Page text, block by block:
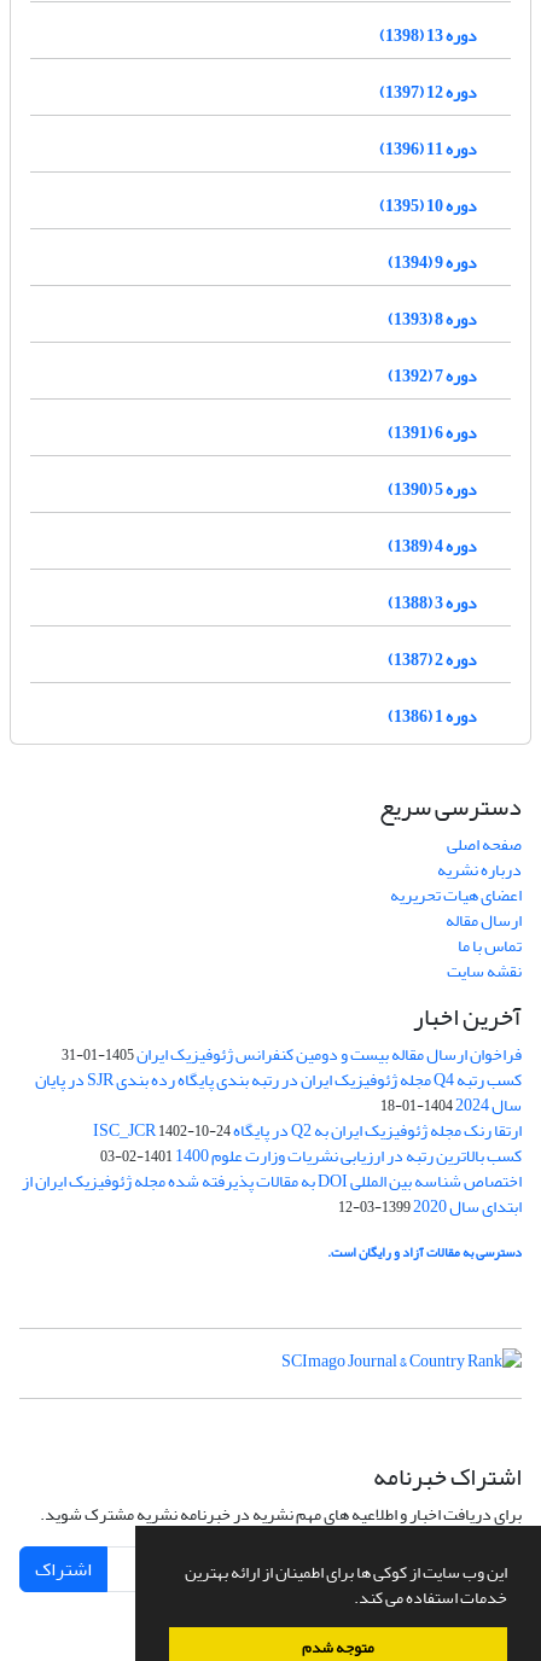
این وب سایت از کوکی ها برای اطمینان از ارائه بهترین
خدمات استفاده می کند.
متوجه شدم
دوره 13 (1398)
دوره 12 (1397)
دوره 11 (1396)
دوره 10 (1395)
دوره 9 (1394)
دوره 8 (1393)
دوره 7 (1392)
دوره 6 (1391)
دوره 5 (1390)
دوره 4 (1389)
دوره 3 (1388)
دوره 2 (1387)
دوره 1 (1386)
دسترسی سریع
صفحه اصلی
درباره نشریه
اعضای هیات تحریریه
ارسال مقاله
تماس با ما
نقشه سایت
آخرین اخبار
فراخوان ارسال مقاله بیست و دومین کنفرانس ژئوفیزیک ایران1405-01-31
کسب رتبه Q4 مجله ژئوفیزیک ایران در رتبه بندی پایگاه رده بندی SJR در پایان
سال 2024 1404-01-18
ارتقا رنک مجله ژئوفیزیک ایران به Q2 در پایگاه ISC_JCR 1402-10-24
کسب بالاترین رتبه در ارزیابی نشریات وزارت علوم 1400 1401-02-03
اختصاص شناسه بین المللی DOI به مقالات پذیرفته شده مجله ژئوفیزیک ایران از
ابتدای سال 2020 1399-03-12
دسترسی به مقالات آزاد و رایگان است.
اشتراک خبرنامه
برای دریافت اخبار و اطلاعیه های مهم نشریه در خبرنامه نشریه مشترک شوید.
اشتراک